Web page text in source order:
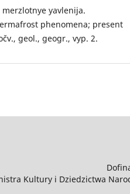
yavlenija.
phenomena; present
geol., geogr., vyp. 2.
Kultury i Dziedzictwa